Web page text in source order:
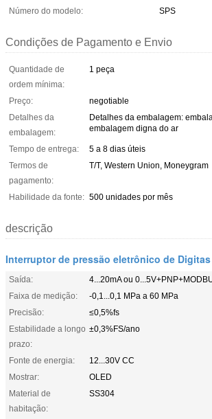
Número do modelo:
SPS
Condições de Pagamento e Envio
Quantidade de
ordem mínima:
1 peça
Preço:
negotiable
Detalhes da
embalagem:
Detalhes da embalagem:
embalagem digna do ar
Tempo de entrega:
5 a 8 dias úteis
Termos de
pagamento:
T/T, Western Union, Moneygram
Habilidade da fonte: 500 unidades por mês
descrição
Interruptor de pressão eletrônico de Digitas
Saída:
4...20mA ou
Faixa de medição:
-0,1...0,1 MPa a 60 MPa
Precisão:
≤0,5%fs
Estabilidade a longo
prazo:
±0,3%FS/ano
Fonte de energia:
12...30V CC
Mostrar:
OLED
Material de
habitação:
SS304